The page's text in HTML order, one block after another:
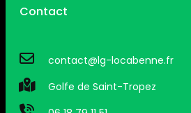
Contact
contact@lg-locabenne.fr
Golfe de Saint-Tropez